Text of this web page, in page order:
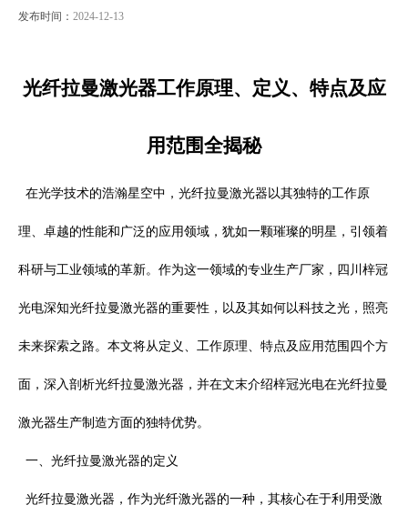
发布时间： 2024-12-13
光纤拉曼激光器工作原理、定义、特点及应
用范围全揭秘
在光学技术的浩瀚星空中，光纤拉曼激光器以其独特的工作原
理、卓越的性能和广泛的应用领域，犹如一颗璀璨的明星，引领着
科研与工业领域的革新。作为这一领域的专业生产厂家，四川梓冠
光电深知光纤拉曼激光器的重要性，以及其如何以科技之光，照亮
未来探索之路。本文将从定义、工作原理、特点及应用范围四个方
面，深入剖析光纤拉曼激光器，并在文末介绍梓冠光电在光纤拉曼
激光器生产制造方面的独特优势。
一、光纤拉曼激光器的定义
光纤拉曼激光器，作为光纤激光器的一种，其核心在于利用受激